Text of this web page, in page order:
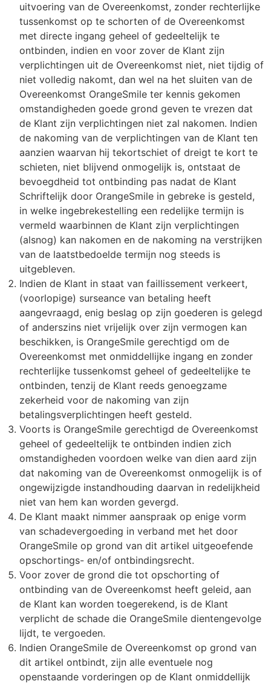
uitvoering van de Overeenkomst, zonder rechterlijke
tussenkomst op te schorten of de Overeenkomst
met directe ingang geheel of gedeeltelijk te
ontbinden, indien en voor zover de Klant zijn
verplichtingen uit de Overeenkomst niet, niet tijdig of
niet volledig nakomt, dan wel na het sluiten van de
Overeenkomst OrangeSmile ter kennis gekomen
omstandigheden goede grond geven te vrezen dat
de Klant zijn verplichtingen niet zal nakomen. Indien
de nakoming van de verplichtingen van de Klant ten
aanzien waarvan hij tekortschiet of dreigt te kort te
schieten, niet blijvend onmogelijk is, ontstaat de
bevoegdheid tot ontbinding pas nadat de Klant
Schriftelijk door OrangeSmile in gebreke is gesteld,
in welke ingebrekestelling een redelijke termijn is
vermeld waarbinnen de Klant zijn verplichtingen
(alsnog) kan nakomen en de nakoming na verstrijken
van de laatstbedoelde termijn nog steeds is
uitgebleven.
Indien de Klant in staat van faillissement verkeert,
(voorlopige) surseance van betaling heeft
aangevraagd, enig beslag op zijn goederen is gelegd
of anderszins niet vrijelijk over zijn vermogen kan
beschikken, is OrangeSmile gerechtigd om de
Overeenkomst met onmiddellijke ingang en zonder
rechterlijke tussenkomst geheel of gedeeltelijke te
ontbinden, tenzij de Klant reeds genoegzame
zekerheid voor de nakoming van zijn
betalingsverplichtingen heeft gesteld.
Voorts is OrangeSmile gerechtigd de Overeenkomst
geheel of gedeeltelijk te ontbinden indien zich
omstandigheden voordoen welke van dien aard zijn
dat nakoming van de Overeenkomst onmogelijk is of
ongewijzigde instandhouding daarvan in redelijkheid
niet van hem kan worden gevergd.
De Klant maakt nimmer aanspraak op enige vorm
van schadevergoeding in verband met het door
OrangeSmile op grond van dit artikel uitgeoefende
opschortings- en/of ontbindingsrecht.
Voor zover de grond die tot opschorting of
ontbinding van de Overeenkomst heeft geleid, aan
de Klant kan worden toegerekend, is de Klant
verplicht de schade die OrangeSmile dientengevolge
lijdt, te vergoeden.
Indien OrangeSmile de Overeenkomst op grond van
dit artikel ontbindt, zijn alle eventuele nog
openstaande vorderingen op de Klant onmiddellijk